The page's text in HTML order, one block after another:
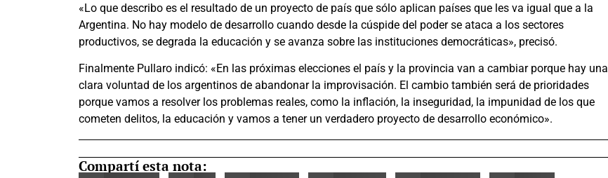
«Lo que describo es el resultado de un proyecto de país que sólo aplican países que les va igual que a la
Argentina. No hay modelo de desarrollo cuando desde la cúspide del poder se ataca a los sectores
productivos, se degrada la educación y se avanza sobre las instituciones democráticas», precisó.
Finalmente Pullaro indicó: «En las próximas elecciones el país y la provincia van a cambiar porque hay una
clara voluntad de los argentinos de abandonar la improvisación. El cambio también será de prioridades
porque vamos a resolver los problemas reales, como la inflación, la inseguridad, la impunidad de los que
cometen delitos, la educación y vamos a tener un verdadero proyecto de desarrollo económico».
Compartí esta nota: